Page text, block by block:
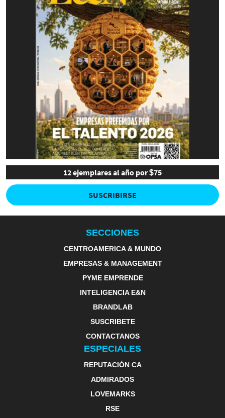
12 ejemplares al año por $75
SUSCRIBIRSE
SECCIONES
CENTROAMERICA & MUNDO
EMPRESAS & MANAGEMENT
PYME EMPRENDE
INTELIGENCIA E&N
BRANDLAB
SUSCRIBETE
CONTACTANOS
ESPECIALES
REPUTACIÓN CA
ADMIRADOS
LOVEMARKS
RSE